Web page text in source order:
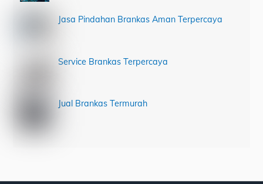
Jasa Pindahan Brankas Aman Terpercaya
Service Brankas Terpercaya
Jual Brankas Termurah